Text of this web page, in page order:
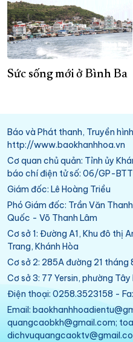
Sức sống mới ở Bình Ba
Báo và Phát thanh, Truyền
http://www.baokhanhhoa.vn
Cơ quan chủ quản: Tỉnh ủy
báo chí điện tử số: 06/GP-
Giám đốc: Lê Hoàng Triều
Phó Giám đốc: Trần Văn
Quốc - Võ Thanh Lâm
Cơ sở 1: Đường A1, Khu đô thị
Trang, Khánh Hòa
Cơ sở 2: 285A đường 21 tháng
Cơ sở 3: 77 Yersin, phường
Điện thoại: 0258.3523158 -
Email:
quangcaobkh@gmail.com;